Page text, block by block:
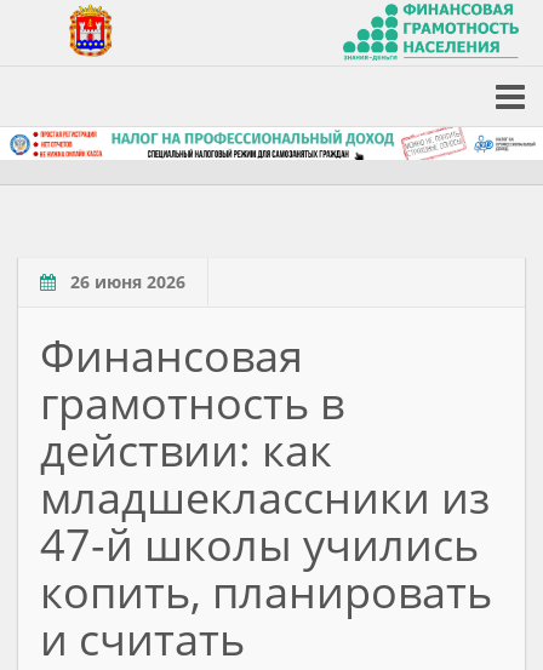
26 июня 2026
Финансовая
грамотность в
действии: как
младшеклассники из
47-й школы учились
копить, планировать
и считать